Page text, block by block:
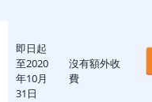
即日起
至2020
年10月
31日
沒有額外收
費